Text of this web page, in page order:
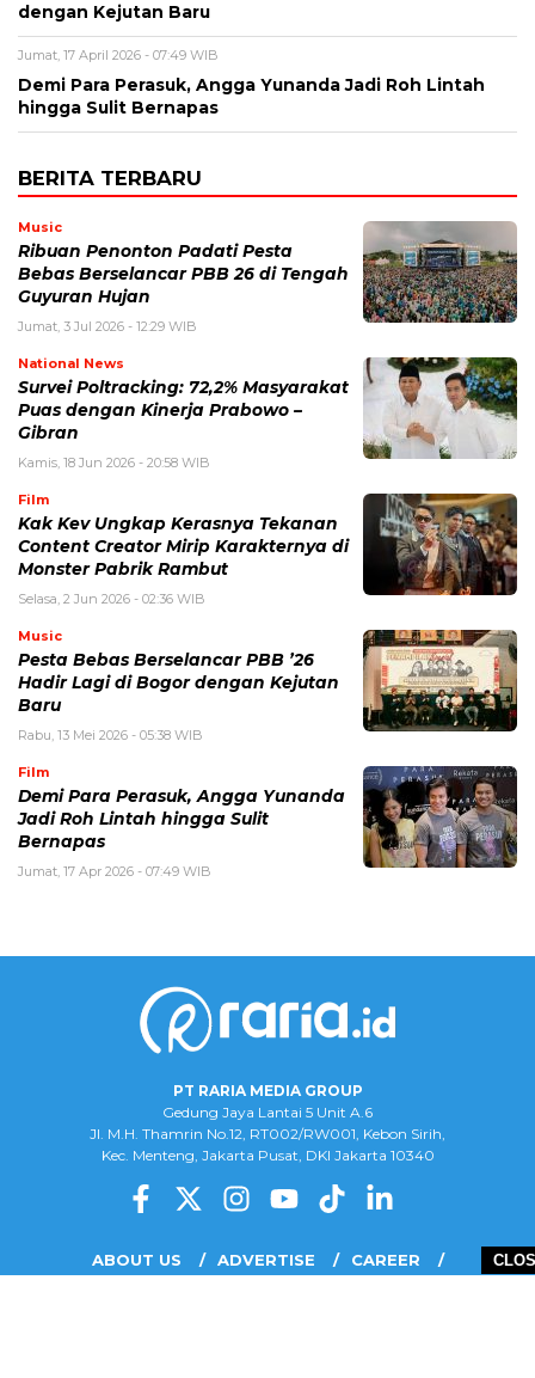
dengan Kejutan Baru
Jumat, 17 April 2026 - 07:49 WIB
Demi Para Perasuk, Angga Yunanda Jadi Roh Lintah
hingga Sulit Bernapas
BERITA TERBARU
Music
Ribuan Penonton Padati Pesta
Bebas Berselancar PBB 26 di Tengah
Guyuran Hujan
Jumat, 3 Jul 2026 - 12:29 WIB
National News
Survei Poltracking: 72,2% Masyarakat
Puas dengan Kinerja Prabowo –
Gibran
Kamis, 18 Jun 2026 - 20:58 WIB
Film
Kak Kev Ungkap Kerasnya Tekanan
Content Creator Mirip Karakternya di
Monster Pabrik Rambut
Selasa, 2 Jun 2026 - 02:36 WIB
Music
Pesta Bebas Berselancar PBB ’26
Hadir Lagi di Bogor dengan Kejutan
Baru
Rabu, 13 Mei 2026 - 05:38 WIB
Film
Demi Para Perasuk, Angga Yunanda
Jadi Roh Lintah hingga Sulit
Bernapas
Jumat, 17 Apr 2026 - 07:49 WIB
PT RARIA MEDIA GROUP
Gedung Jaya Lantai 5 Unit A.6
Jl. M.H. Thamrin No.12, RT002/RW001, Kebon Sirih,
Kec. Menteng, Jakarta Pusat, DKI Jakarta 10340
ABOUT US ADVERTISE
CAREER